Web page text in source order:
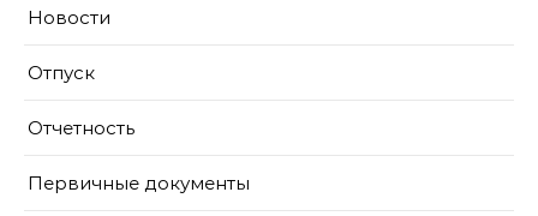
Новости
Отпуск
Отчетность
Первичные документы